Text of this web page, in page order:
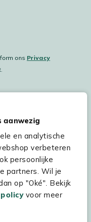
aanwezig
en analytische
verbeteren
persoonlijke
partners. Wil je
op "Oké". Bekijk
voor meer
ons Privacy